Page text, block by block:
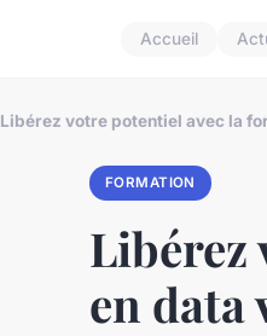
Accueil
Libérez votre potentiel avec la
FORMATION
Libérez
en